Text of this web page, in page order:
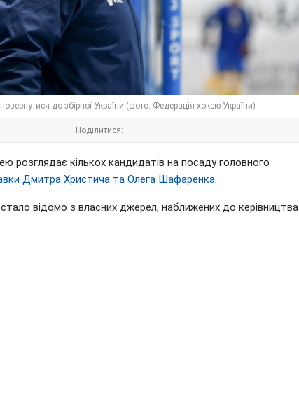
до збірної України (фото: Федерація хокею України)
Поділитися:
розглядає кількох кандидатів на посаду головного
Дмитра Христича та Олега Шафаренка.
стало відомо з власних джерел, наближених до керівництва